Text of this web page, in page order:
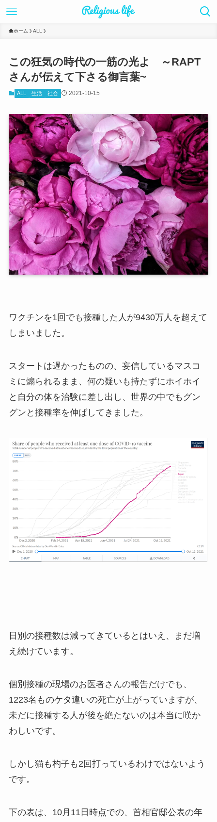
ホーム ALL
この狂気の時代の一筋の光よ ～RAPT
さんが伝えて下さる御言葉~
ALL 生活 社会 2021-10-15
ワクチンを1回でも接種した人が9430万人を超えて
しまいました。
スタートは遅かったものの、妄信しているマスコ
ミに煽られるまま、何の疑いも持たずにホイホイ
と自分の体を治験に差し出し、世界の中でもグン
グンと接種率を伸ばしてきました。
日別の接種数は減ってきているとはいえ、まだ増
え続けています。
個別接種の現場のお医者さんの報告だけでも、
1223名ものケタ違いの死亡が上がっていますが、
未だに接種する人が後を絶たないのは本当に嘆か
わしいです。
しかし猫も杓子も2回打っているわけではないよう
です。
下の表は、10月11日時点での、首相官邸公表の年